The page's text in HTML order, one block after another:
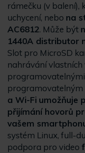
rámečku (v balení),
uchycení, nebo na
AC6812. Může být
1440A distributor
Slot pro MicroSD
nahrávání
programovatelným
a Wi-Fi umožňuje
přijímání hovorů
vašem
systém Linux, full-
podpora pro video